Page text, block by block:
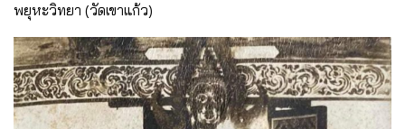
พยุหะวิทยา (วัดเขาแก้ว)